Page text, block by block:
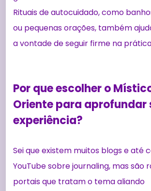
Rituais de autocuidado, como
ou pequenas orações, também
a vontade de seguir firme na
Por que escolher o
Oriente para aprofundar
experiência?
Sei que existem muitos blogs e até
YouTube sobre journaling, mas são
portais que tratam o tema aliando